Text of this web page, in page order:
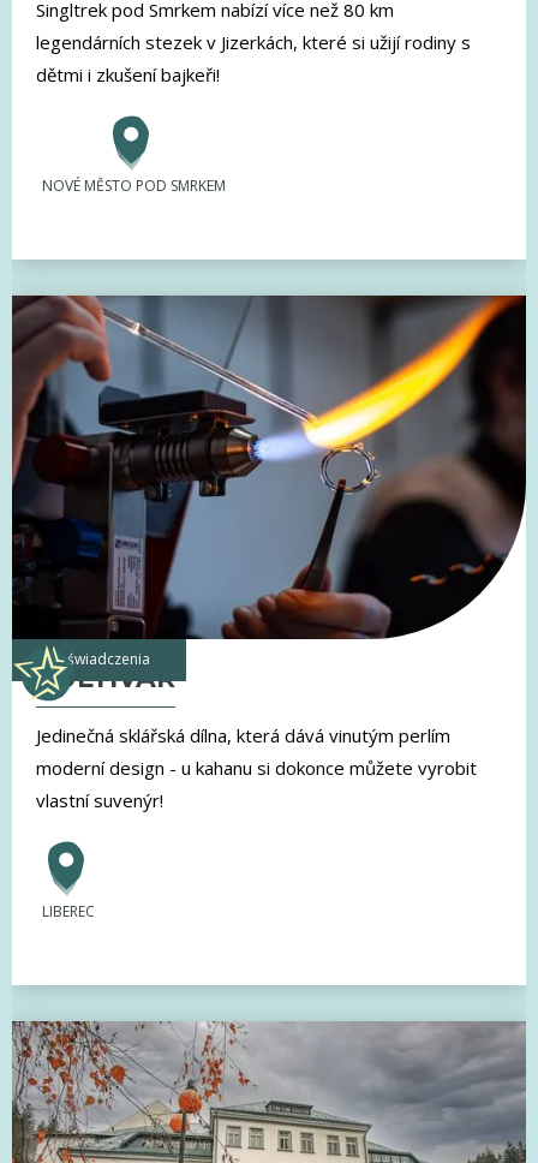
Singltrek pod Smrkem nabízí více než 80 km
legendárních stezek v Jizerkách, které si užijí rodiny s
dětmi i zkušení bajkeři!
NOVÉ MĚSTO POD SMRKEM
doświadczenia
KULTIVAR
Jedinečná sklářská dílna, která dává vinutým perlím
moderní design - u kahanu si dokonce můžete vyrobit
vlastní suvenýr!
LIBEREC